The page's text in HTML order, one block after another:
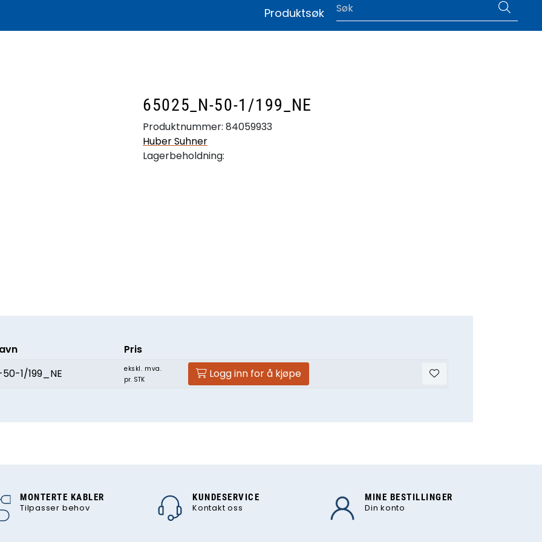
og dokumentasjon | Language
Produktsøk
65025_N-50-1/199_NE
Produktnummer: 84059933
Huber Suhner
Lagerbeholdning:
Pris
1/199_NE
ekskl. mva.
pr. STK
Logg inn for å kjøpe
MONTERTE KABLER
Tilpasser behov
KUNDESERVICE
Kontakt oss
MINE BESTILLINGER
Din konto